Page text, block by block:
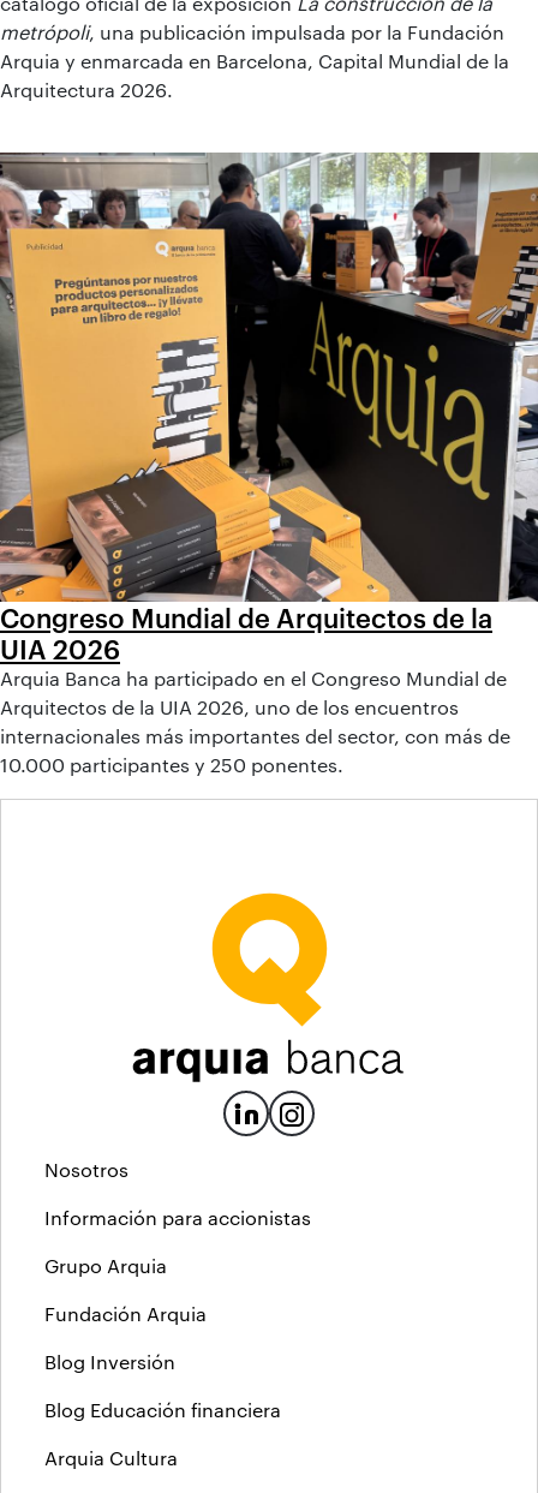
metrópoli, una publicación impulsada por la Fundación
Arquia y enmarcada en Barcelona, Capital Mundial de la
Arquitectura 2026.
Congreso Mundial de Arquitectos de la
UIA 2026
Arquia Banca ha participado en el Congreso Mundial de
Arquitectos de la UIA 2026, uno de los encuentros
internacionales más importantes del sector, con más de
10.000 participantes y 250 ponentes.
Nosotros
Información para accionistas
Grupo Arquia
Fundación Arquia
Blog Inversión
Blog Educación financiera
Arquia Cultura